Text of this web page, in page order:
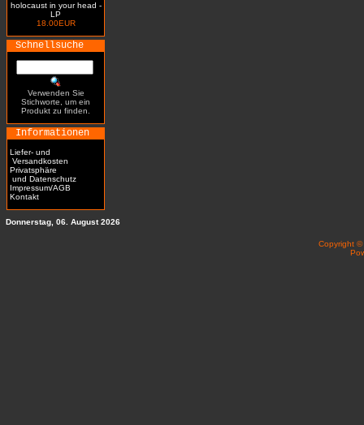
holocaust in your head -
LP
18.00EUR
Schnellsuche
Verwenden Sie
Stichworte, um ein
Produkt zu finden.
Informationen
Liefer- und
Versandkosten
Privatsphäre
und Datenschutz
Impressum/AGB
Kontakt
Donnerstag, 06. August 2026
Copyright